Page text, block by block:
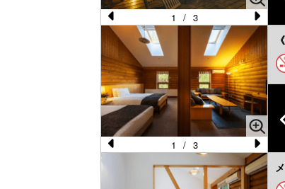
Pr
e
vi
o
u
s
N
e
xt
1 / 3
N
e
1 / 3